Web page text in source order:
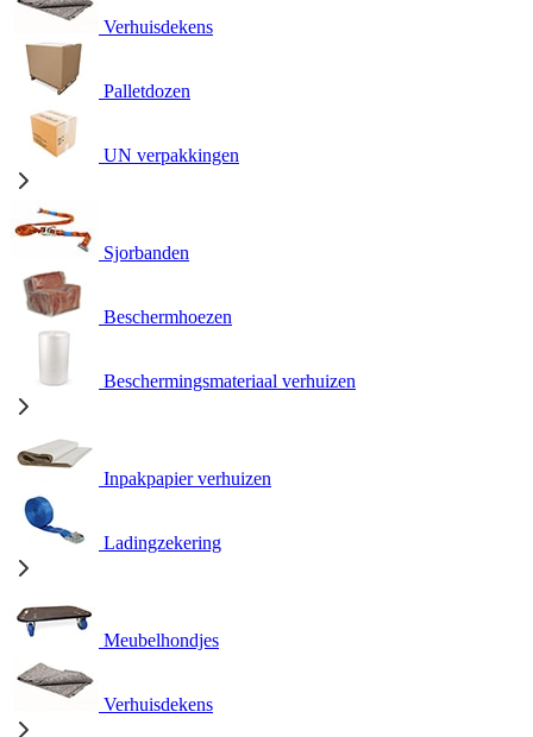
Verhuisdekens
Palletdozen
UN verpakkingen
Sjorbanden
Beschermhoezen
Beschermingsmateriaal verhuizen
Inpakpapier verhuizen
Ladingzekering
Meubelhondjes
Verhuisdekens